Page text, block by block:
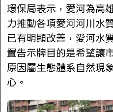
環保局表示，愛河為高
力推動各項愛河河川水
已有明顯改善，愛河水
置告示牌目的是希望讓
原因屬生態體系自然現
心。